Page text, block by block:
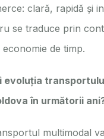
clară, rapidă și
se traduce prin
de timp.
evoluția
în următorii
multimodal